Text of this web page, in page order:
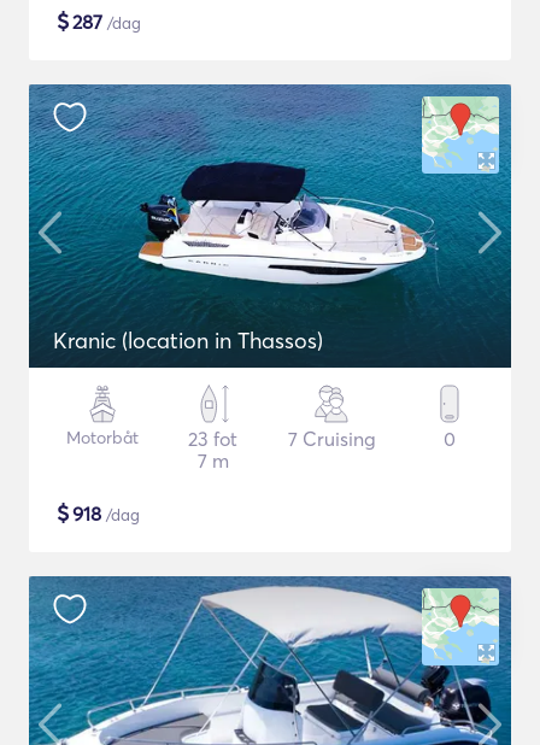
$287 /dag
Kranic (location in Thassos)
Motorbåt
23 fot
7 m
7 Cruising 0
$918 /dag